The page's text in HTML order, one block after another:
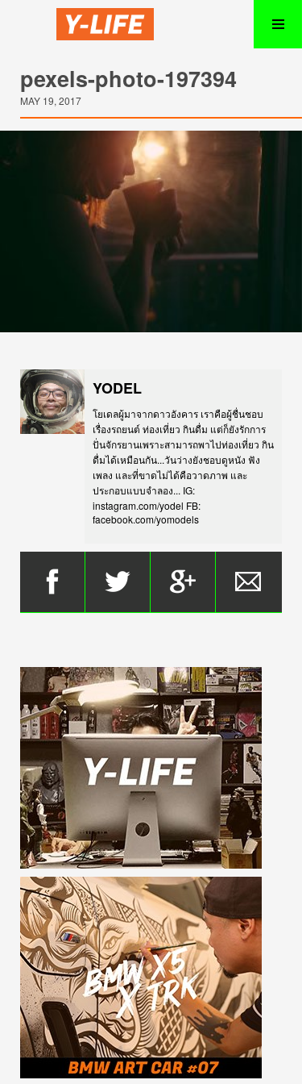
pexels-photo-197394
MAY 19, 2017
YODEL
โยเดลผู้มาจากดาวอังคาร เราคือผู้ชื่นชอบ
เรื่องรถยนต์ ท่องเที่ยว กินดื่ม แต่ก็ยังรักการ
ปั่นจักรยานเพราะสามารถพาไปท่องเที่ยว กิน
ดื่มได้เหมือนกัน...วันว่างยังชอบดูหนัง ฟัง
เพลง และที่ขาดไม่ได้คือวาดภาพ และ
ประกอบแบบจำลอง... IG:
instagram.com/yodel FB:
facebook.com/yomodels